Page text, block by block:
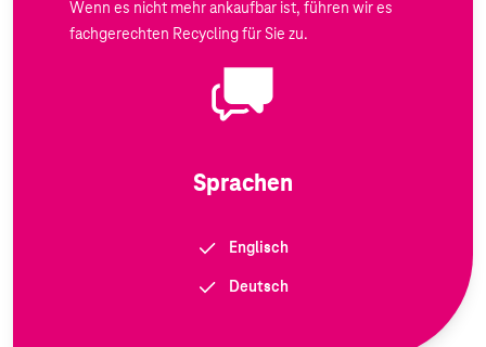
Wenn es nicht mehr ankaufbar ist, führen wir es
fachgerechten Recycling für Sie zu.
Sprachen
Englisch
Deutsch